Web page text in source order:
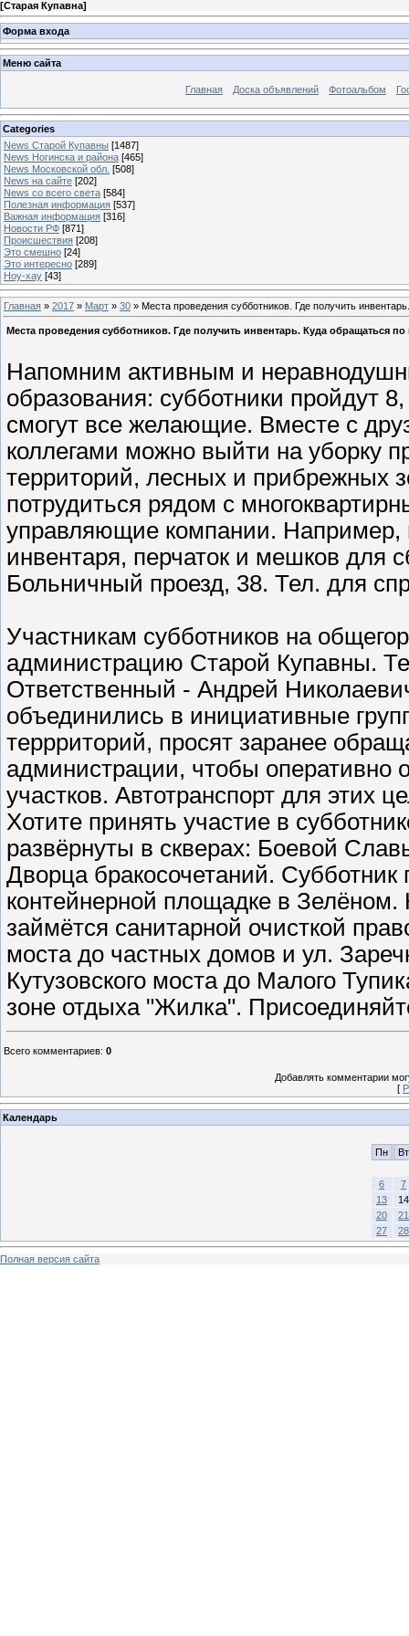
[Старая Купавна]
Форма входа
Меню сайта
Главная Доска объявлений Фотоальбом
Categories
News Старой Купавны [1487]
News Ногинска и района [465]
News Московской обл. [508]
News на сайте [202]
News со всего света [584]
Полезная информация [537]
Важная информация [316]
Новости РФ [871]
Происшествия [208]
Это смешно [24]
Это интересно [289]
Ноу-хау [43]
Главная » 2017 » Март » 30 » Места проведения субботников. Где получить
Места проведения субботников. Где получить инвентарь. Куда обращаться
Напомним активным и
образования: субботники пройдут
смогут все желающие. Вместе с
коллегами можно выйти на уборку
территорий, лесных и прибрежных
потрудиться рядом с
управляющие компании. Например,
инвентаря, перчаток и мешков для
Больничный проезд, 38. Тел. для
Участникам субботников на
администрацию Старой Купавны.
Ответственный - Андрей
объединились в инициативные
террриторий, просят заранее
администрации, чтобы оперативно
участков. Автотранспорт для этих
Хотите принять участие в
развёрнуты в скверах: Боевой
Дворца бракосочетаний.
контейнерной площадке в
займётся санитарной очисткой
моста до частных домов и ул.
Кутузовского моста до Малого
зоне отдыха "Жилка".
Всего комментариев: 0
Добавлять комментарии
[
Календарь
Пн Вт
6
7
13
14
20
21
27
28
Полная версия сайта